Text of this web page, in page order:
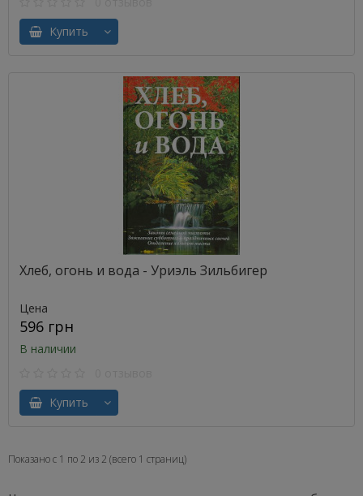
Купить
Хлеб, огонь и вода - Уриэль Зильбигер
Цена
596 грн
В наличии
Купить
Показано с 1 по 2 из 2 (всего 1 страниц)